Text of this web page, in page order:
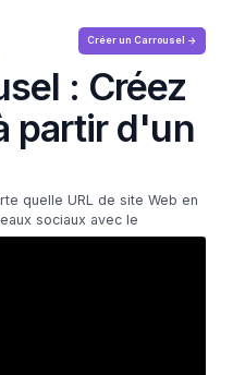
Créer un Carrousel ->
: Créez
partir d'un
quelle URL de site Web en
sociaux avec le